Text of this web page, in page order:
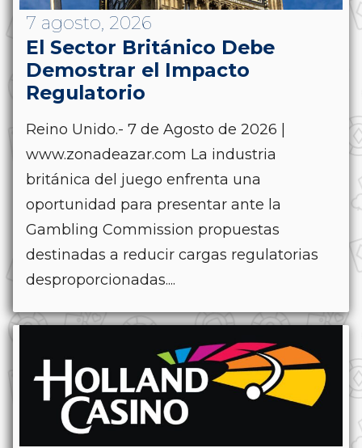
7 agosto, 2026
El Sector Británico Debe
Demostrar el Impacto
Regulatorio
Reino Unido.- 7 de Agosto de 2026 |
www.zonadeazar.com La industria
británica del juego enfrenta una
oportunidad para presentar ante la
Gambling Commission propuestas
destinadas a reducir cargas regulatorias
desproporcionadas....